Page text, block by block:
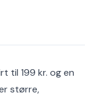
til 199 kr. og en
større,